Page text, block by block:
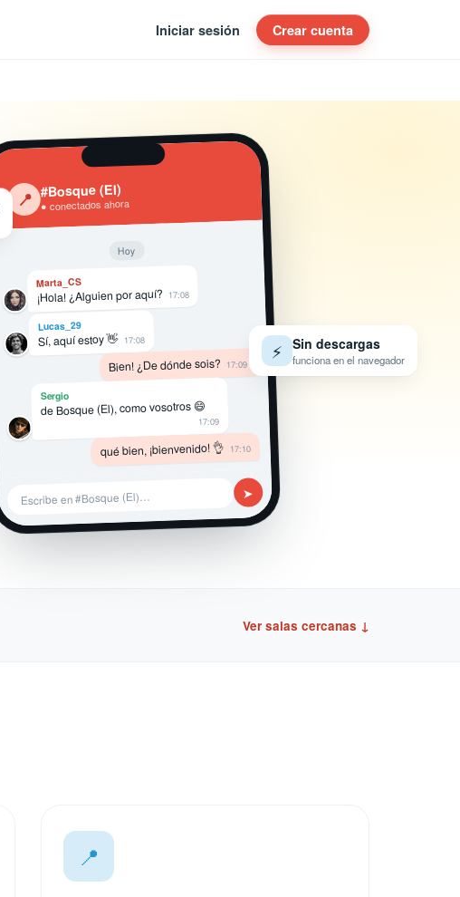
Iniciar sesión Crear cuenta
📍 #Bosque (El)
● conectados ahora
Hoy
Marta_CS
¡Hola! ¿Alguien por aquí? 17:08
Lucas_29
Sí, aquí estoy 👋 17:08
Bien! ¿De dónde sois? 17:09
Sergio
de Bosque (El), como vosotros 😄
17:09
qué bien, ¡bienvenido! 👌 17:10
Escribe en #Bosque (El)… ➤
⚡ Sin descargas
funciona en el navegador
Ver salas cercanas ↓
📍